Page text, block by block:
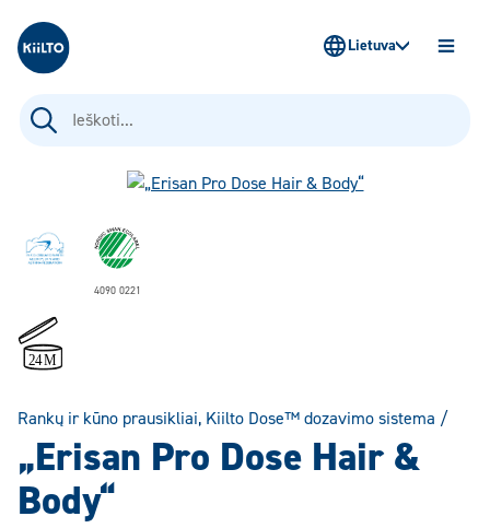
Kiilto Lietuva
Ieškoti:
Lietuva
4090 0221
Rankų ir kūno prausikliai, Kiilto Dose™ dozavimo sistema /
„Erisan Pro Dose Hair &
Body“